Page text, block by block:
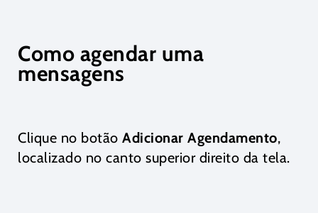
Como agendar uma
mensagens
Clique no botão Adicionar Agendamento,
localizado no canto superior direito da tela.